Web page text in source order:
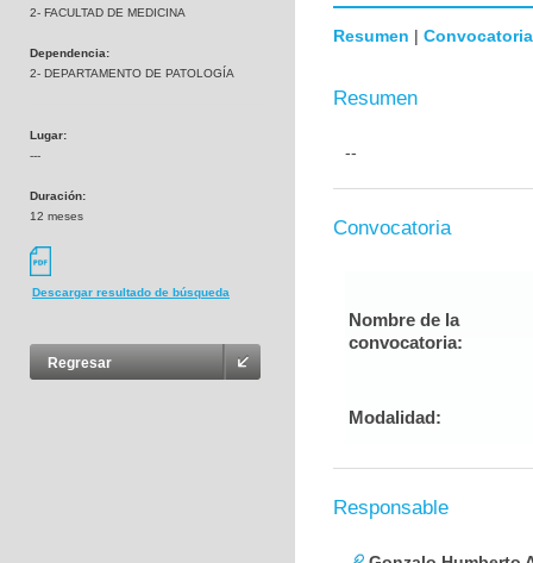
2- FACULTAD DE MEDICINA
Dependencia:
2- DEPARTAMENTO DE PATOLOGÍA
Lugar:
---
Duración:
12 meses
Descargar resultado de búsqueda
Regresar
Resumen | Convocatoria
Resumen
--
Convocatoria
Nombre de la
convocatoria:
Modalidad:
Responsable